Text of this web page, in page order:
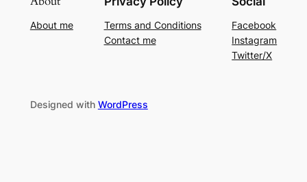
About me
Terms and Conditions
Contact me
Facebook
Instagram
Twitter/X
Designed with WordPress